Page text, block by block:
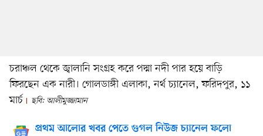
চরাঞ্চল থেকে জ্বালানি সংগ্রহ করে পদ্মা নদী পার হয়ে বাড়ি
ফিরছেন এক নারী। গোলডাঙ্গী এলাকা, নর্থ চ্যানেল, ফরিদপুর, ১১
মার্চ
ছবি: আলীমুজ্জামান
প্রথম আলোর খবর পেতে গুগল নিউজ চ্যানেল ফলো